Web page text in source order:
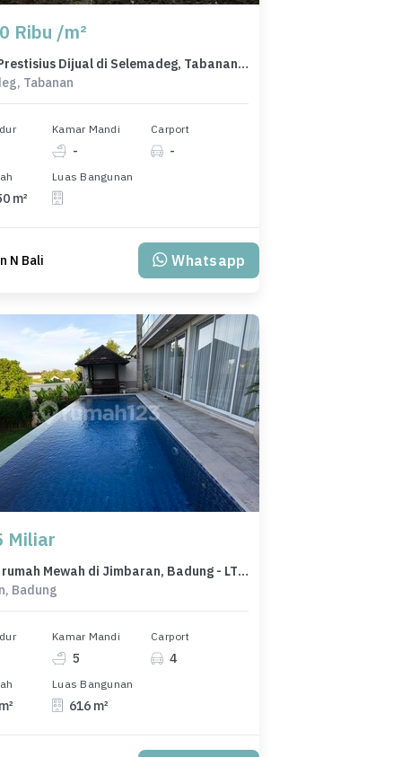
Ribu /m²
Kavling Prestisius Dijual di Selemadeg, Tabanan, Harga 4,91 Miliar
Tabanan
Kamar Mandi
-
Carport
-
m²
Luas Bangunan
N Bali Whatsapp
Miliar
For Sale rumah Mewah di Jimbaran, Badung - LT 500m²
Badung
Kamar Mandi
5
Carport
4
Luas Bangunan
616 m²